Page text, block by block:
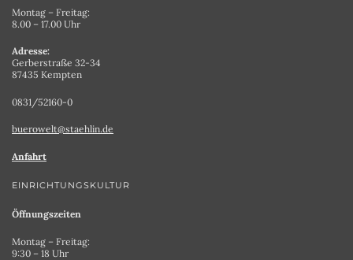
Montag – Freitag:
8.00 – 17.00 Uhr
Adresse:
Gerberstraße 32-34
87435 Kempten
0831/52160-0
buerowelt@staehlin.de
Anfahrt
EINRICHTUNGSKULTUR
Öffnungszeiten
Montag – Freitag:
9:30 – 18 Uhr